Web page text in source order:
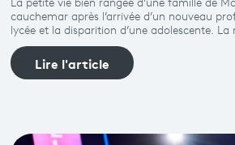
La petite vie bien rangée d’une famille de
cauchemar après l’arrivée d’un nouveau
lycée et la disparition d’une adolescente. La
Lire l'article